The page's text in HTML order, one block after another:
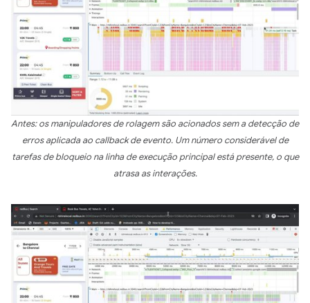
Antes: os manipuladores de rolagem são acionados sem a detecção de
erros aplicada ao callback de evento. Um número considerável de
tarefas de bloqueio na linha de execução principal está presente, o que
atrasa as interações.